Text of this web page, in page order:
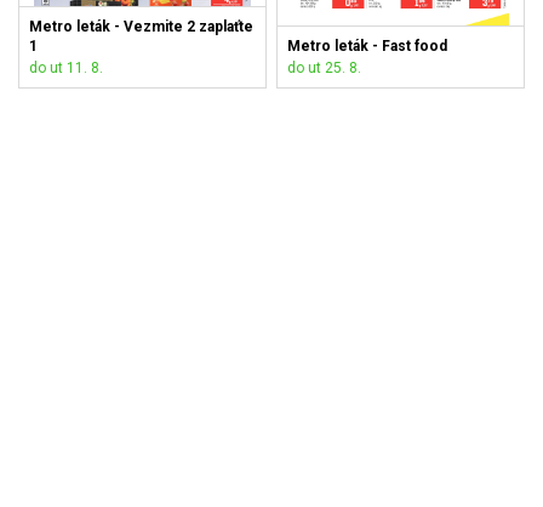
Metro leták - Vezmite 2 zaplaťte
1
do ut 11. 8.
Metro leták - Fast food
do ut 25. 8.